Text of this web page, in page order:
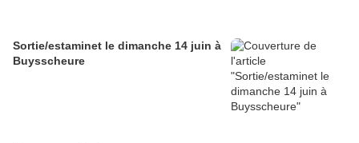
Sortie/estaminet le dimanche 14 juin à
Buysscheure